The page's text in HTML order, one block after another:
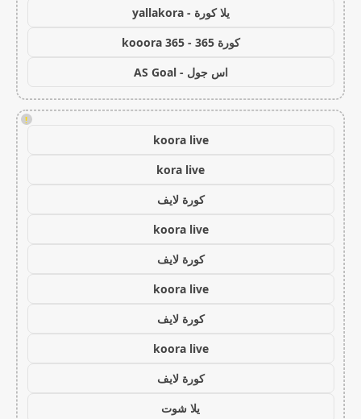
يلا كورة - yallakora
كورة 365 - kooora 365
اس جول - AS Goal
!
koora live
kora live
كورة لايف
koora live
كورة لايف
koora live
كورة لايف
koora live
كورة لايف
يلا شوت